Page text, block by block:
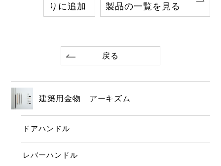
りに追加
製品の一覧を見る
戻る
建築用金物 アーキズム
ドアハンドル
レバーハンドル